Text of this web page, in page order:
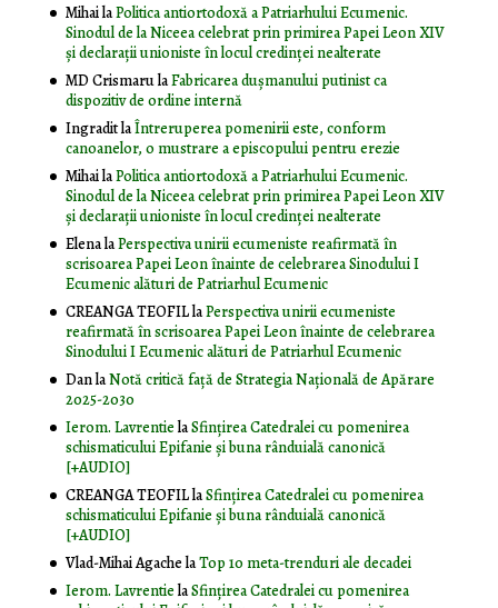
MihailaPolitica antiortodoxă a Patriarhului Ecumenic.
Sinodul de la Niceea celebrat prin primirea Papei Leon XIV
și declarații unioniste în locul credinței nealterate
MD CrismarulaFabricarea dușmanului putinist ca
dispozitiv de ordine internă
IngraditlaÎntreruperea pomenirii este, conform
canoanelor, o mustrare a episcopului pentru erezie
MihailaPolitica antiortodoxă a Patriarhului Ecumenic.
Sinodul de la Niceea celebrat prin primirea Papei Leon XIV
și declarații unioniste în locul credinței nealterate
ElenalaPerspectiva unirii ecumeniste reafirmată în
scrisoarea Papei Leon înainte de celebrarea Sinodului I
Ecumenic alături de Patriarhul Ecumenic
CREANGA TEOFILlaPerspectiva unirii ecumeniste
reafirmată în scrisoarea Papei Leon înainte de celebrarea
Sinodului I Ecumenic alături de Patriarhul Ecumenic
DanlaNotă critică faţă de Strategia Naţională de Apărare
2025-2030
Ierom. LavrentielaSfințirea Catedralei cu pomenirea
schismaticului Epifanie și buna rânduială canonică
[+AUDIO]
CREANGA TEOFILlaSfințirea Catedralei cu pomenirea
schismaticului Epifanie și buna rânduială canonică
[+AUDIO]
Vlad-Mihai AgachelaTop 10 meta-trenduri ale decadei
Ierom. LavrentielaSfințirea Catedralei cu pomenirea